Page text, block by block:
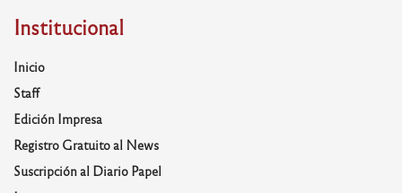
Institucional
Inicio
Staff
Edición Impresa
Registro Gratuito al News
Suscripción al Diario Papel